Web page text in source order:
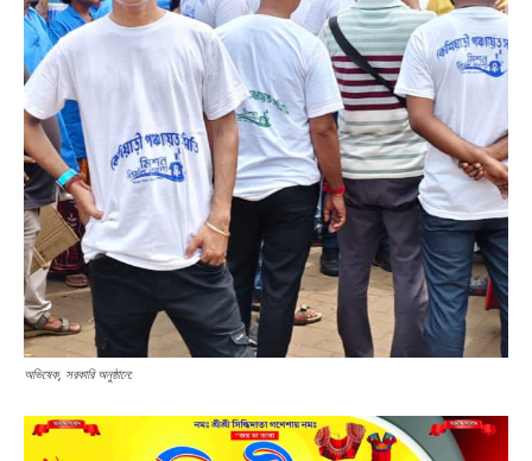
অভিষেক, সরকারি অনুষ্ঠানে: